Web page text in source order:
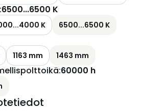
:6500...6500 K
vaihtoehdot
K 6500...6500 K
vaihtoehdot
olevat vaihtoehdot
1163 mm 1463 mm
:60000 h